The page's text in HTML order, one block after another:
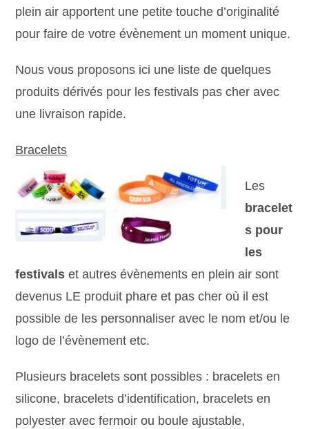
plein air apportent une petite touche d’originalité
pour faire de votre évènement un moment unique.
Nous vous proposons ici une liste de quelques
produits dérivés pour les festivals pas cher avec
une livraison rapide.
Bracelets
Les
bracelet
s pour
les
festivals et autres évènements en plein air sont
devenus LE produit phare et pas cher où il est
possible de les personnaliser avec le nom et/ou le
logo de l’évènement etc.
Plusieurs bracelets sont possibles : bracelets en
silicone, bracelets d’identification, bracelets en
polyester avec fermoir ou boule ajustable,